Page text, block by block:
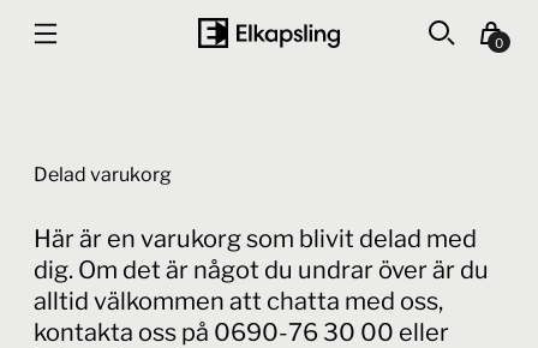
0
Delad varukorg
Här är en varukorg som blivit delad med
dig. Om det är något du undrar över är du
alltid välkommen att chatta med oss,
kontakta oss på 0690-76 30 00 eller